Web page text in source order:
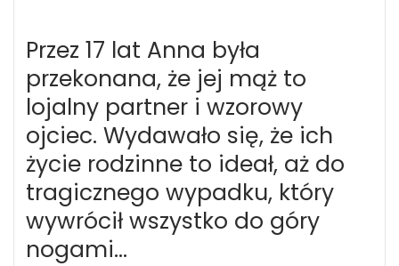
Przez 17 lat Anna była
przekonana, że jej mąż to
lojalny partner i wzorowy
ojciec. Wydawało się, że ich
życie rodzinne to ideał, aż do
tragicznego wypadku, który
wywrócił wszystko do góry
nogami…